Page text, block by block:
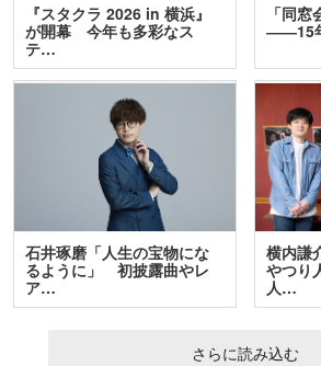
『スタクラ 2026 in 横浜』
が開幕 今年も多彩なス
テ…
「同
――15
石井琢磨「人生の宝物にな
るように」 初披露曲やレ
ア…
横内謙
やつり
人…
さらに読み込む